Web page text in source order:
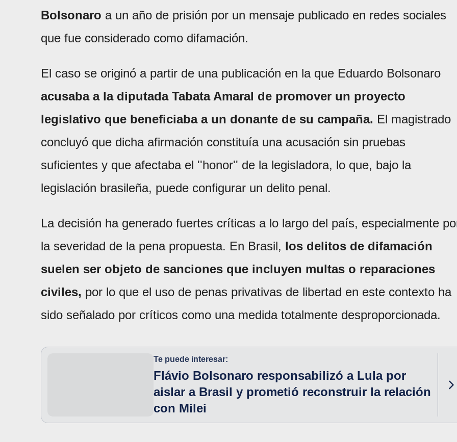
Bolsonaro a un año de prisión por un mensaje publicado en redes sociales
que fue considerado como difamación.
El caso se originó a partir de una publicación en la que Eduardo Bolsonaro
acusaba a la diputada Tabata Amaral de promover un proyecto
legislativo que beneficiaba a un donante de su campaña. El magistrado
concluyó que dicha afirmación constituía una acusación sin pruebas
suficientes y que afectaba el ''honor'' de la legisladora, lo que, bajo la
legislación brasileña, puede configurar un delito penal.
La decisión ha generado fuertes críticas a lo largo del país, especialmente
la severidad de la pena propuesta. En Brasil, los delitos de difamación
suelen ser objeto de sanciones que incluyen multas o reparaciones
civiles, por lo que el uso de penas privativas de libertad en este contexto ha
sido señalado por críticos como una medida totalmente desproporcionada.
Te puede interesar:
Flávio Bolsonaro responsabilizó a Lula por
aislar a Brasil y prometió reconstruir la relación
con Milei